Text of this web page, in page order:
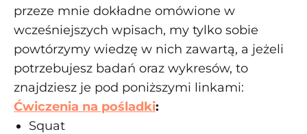
przeze mnie dokładne omówione w
wcześniejszych wpisach, my tylko sobie
powtórzymy wiedzę w nich zawartą, a jeżeli
potrzebujesz badań oraz wykresów, to
znajdziesz je pod poniższymi linkami:
Ćwiczenia na pośladki:
Squat